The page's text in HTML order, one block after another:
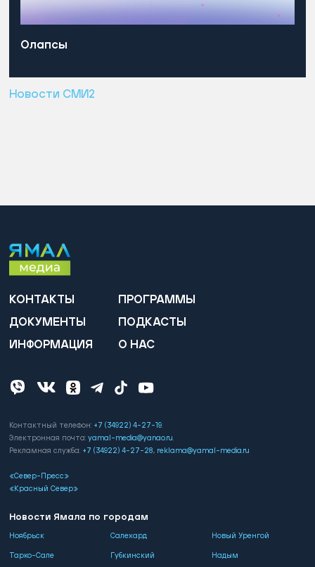
Олапсы
Новости СМИ2
КОНТАКТЫ
ДОКУМЕНТЫ
ИНФОРМАЦИЯ
ПРОГРАММЫ
ПОДКАСТЫ
О НАС
Контактный телефон: +7 (34922) 4-27-19.
Электронная почта: yamal-media@yanao.ru.
Рекламная служба: +7 (34922) 4-27-28, reklama@yamal-media.ru
«Север-Пресс»
«Красный Север»
Новости Ямала по городам
Ноябрьск Салехард Новый Уренгой
Тарко-Сале Губкинский Надым